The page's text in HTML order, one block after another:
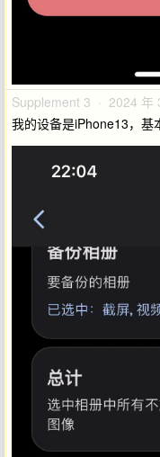
Supplement 3 · 2024 年
我的设备是iPhone13，基